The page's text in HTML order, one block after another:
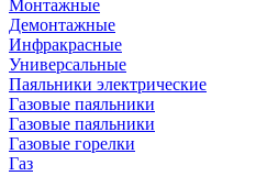
Монтажные
Демонтажные
Инфракрасные
Универсальные
Паяльники электрические
Газовые паяльники
Газовые паяльники
Газовые горелки
Газ